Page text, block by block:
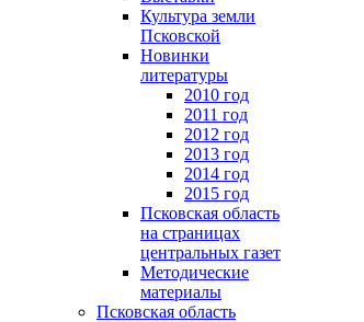
Культура земли
Псковской
Новинки
литературы
2010 год
2011 год
2012 год
2013 год
2014 год
2015 год
Псковская область
на страницах
центральных газет
Методические
материалы
Псковская область